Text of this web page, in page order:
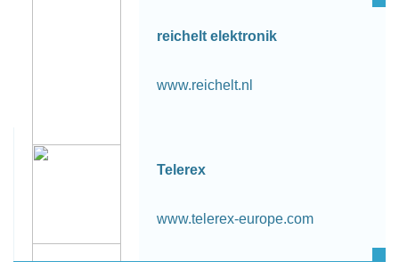
reichelt elektronik
www.reichelt.nl
Telerex
www.telerex-europe.com